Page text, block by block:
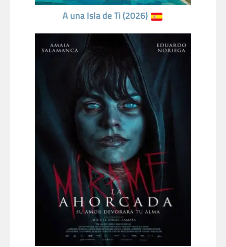
A una Isla de Ti (2026)